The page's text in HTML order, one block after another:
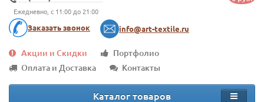
Ежедневно, с 11:00 до 21:00
Заказать звонок info@art-textile.ru
Акции и Скидки
Портфолио
Оплата и Доставка
Контакты
Каталог товаров